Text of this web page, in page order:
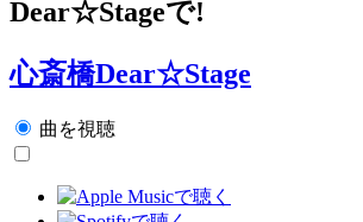
Dear☆Stageで!
心斎橋Dear☆Stage
曲を視聴